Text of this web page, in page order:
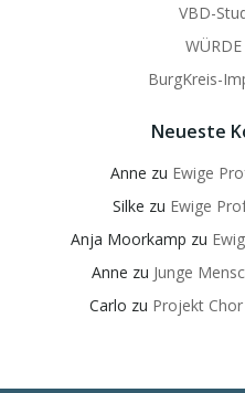
VBD-
BurgKreis-
Neueste
Anne zu Ewige
Silke zu Ewige
Anja Moorkamp zu
Anne zu Junge
Carlo zu Projekt